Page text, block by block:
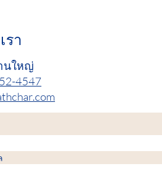
รา
นใหญ่
4547